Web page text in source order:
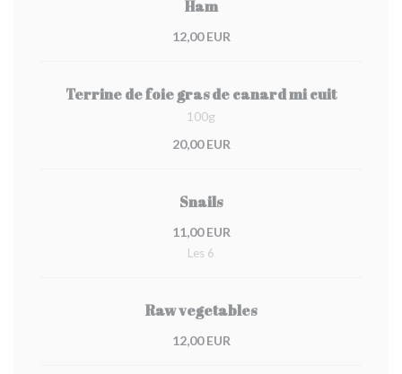
Ham
12,00 EUR
Terrine de foie gras de canard mi cuit
100g
20,00 EUR
Snails
11,00 EUR
Les 6
Raw vegetables
12,00 EUR